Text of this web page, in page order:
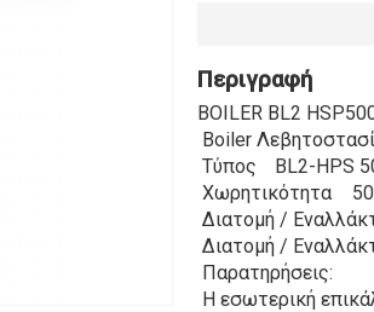
Περιγραφή
BOILER BL2
Boiler
Τύπος
BL2-HPS
Χωρητικότητα
Διατομή /
Διατομή /
Παρατηρήσεις:
Η εσωτερική